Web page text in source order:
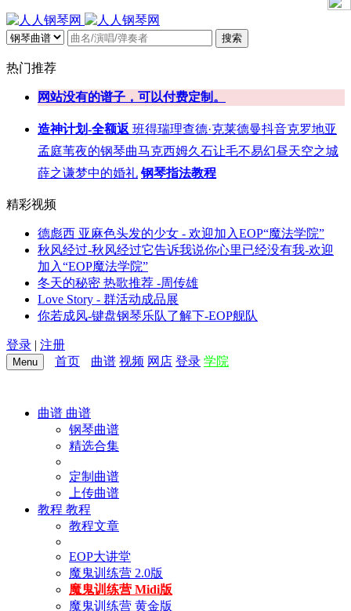
搜索
热门推荐
网站没有的谱子，可以付费定制。
造神计划-全额返 班得瑞理查德·克莱德曼抖音克罗地亚
孟庭苇夜的钢琴曲马克西姆久石让毛不易幻昼天空之城
薛之谦梦中的婚礼 钢琴指法教程
精彩视频
德彪西 亚麻色头发的少女 - 欢迎加入EOP“魔法学院”
秋风经过-秋风经过它告诉我说你心里已经没有我-欢迎
加入“EOP魔法学院”
冬天的秘密 热歌推荐 -周传雄
Love Story - 群活动成品展
你若成风-键盘钢琴乐队了解下-EOP舰队
登录 | 注册
Menu 首页 曲谱 视频 网店 登录 学院
曲谱 曲谱
钢琴曲谱
精选合集
定制曲谱
上传曲谱
教程 教程
教程文章
EOP大讲堂
魔鬼训练营 2.0版
魔鬼训练营 Midi版
魔鬼训练营 黄金版